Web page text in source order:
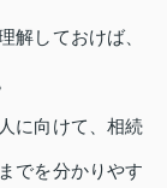
解しておけば、
に向けて、相続
でを分かりやす